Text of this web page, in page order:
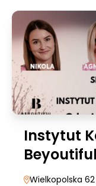
Instytut
Beyoutiful
Wielkopolska 62